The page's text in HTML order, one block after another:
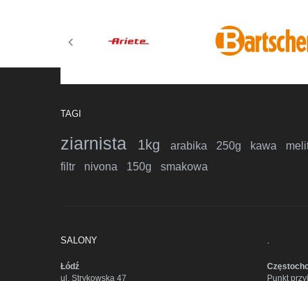
TAGI
ziarnista 1kg arabika 250g kawa
filtr nivona 150g smakowa
SALONY
Łódź
ul. Strykowska 47
Punkt